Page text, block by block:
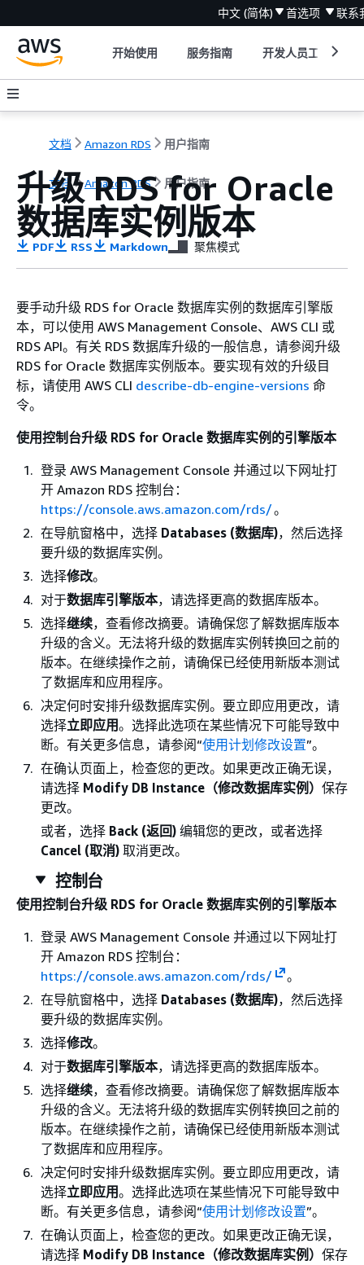
中文 (简体) 首选项 联系
开始使用 服务指南 开发人员工具
文档 Amazon RDS 用户指南
文档 Amazon RDS 用户指南
升级 RDS for Oracle
数据库实例版本
PDF RSS Markdown 聚焦模式
要手动升级 RDS for Oracle 数据库实例的数据库引擎版
本，可以使用 AWS Management Console、AWS CLI 或
RDS API。有关 RDS 数据库升级的一般信息，请参阅升级
RDS for Oracle 数据库实例版本。要实现有效的升级目
标，请使用 AWS CLI describe-db-engine-versions 命
令。
使用控制台升级 RDS for Oracle 数据库实例的引擎版本
登录 AWS Management Console 并通过以下网址打
开 Amazon RDS 控制台：
https://console.aws.amazon.com/rds/。
在导航窗格中，选择 Databases (数据库)，然后选择
要升级的数据库实例。
选择修改。
对于数据库引擎版本，请选择更高的数据库版本。
选择继续，查看修改摘要。请确保您了解数据库版本
升级的含义。无法将升级的数据库实例转换回之前的
版本。在继续操作之前，请确保已经使用新版本测试
了数据库和应用程序。
决定何时安排升级数据库实例。要立即应用更改，请
选择立即应用。选择此选项在某些情况下可能导致中
断。有关更多信息，请参阅“使用计划修改设置”。
在确认页面上，检查您的更改。如果更改正确无误，
请选择 Modify DB Instance（修改数据库实例） 保存
更改。
或者，选择 Back (返回) 编辑您的更改，或者选择
Cancel (取消) 取消更改。
控制台
使用控制台升级 RDS for Oracle 数据库实例的引擎版本
登录 AWS Management Console 并通过以下网址打
开 Amazon RDS 控制台：
https://console.aws.amazon.com/rds/
。
在导航窗格中，选择 Databases (数据库)，然后选择
要升级的数据库实例。
选择修改。
对于数据库引擎版本，请选择更高的数据库版本。
选择继续，查看修改摘要。请确保您了解数据库版本
升级的含义。无法将升级的数据库实例转换回之前的
版本。在继续操作之前，请确保已经使用新版本测试
了数据库和应用程序。
决定何时安排升级数据库实例。要立即应用更改，请
选择立即应用。选择此选项在某些情况下可能导致中
断。有关更多信息，请参阅“使用计划修改设置”。
在确认页面上，检查您的更改。如果更改正确无误，
请选择 Modify DB Instance（修改数据库实例） 保存